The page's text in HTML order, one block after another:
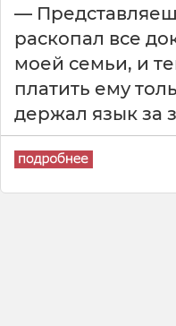
—
раскопал все
моей семьи, и
платить ему
держал язык за